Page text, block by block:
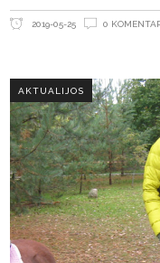
2019-05-25 0
AKTUALIJOS